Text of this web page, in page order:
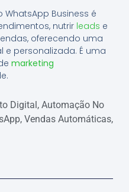
WhatsApp Business é
nutrir leads e
oferecendo uma
e personalizada. É uma
marketing
Digital, Automação No
, Vendas Automáticas,